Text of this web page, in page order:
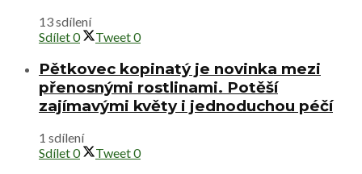
13 sdílení
Sdílet0 Tweet0
Pětkovec kopinatý je novinka mezi
přenosnými rostlinami. Potěší
zajímavými květy i jednoduchou péčí
1 sdílení
Sdílet0 Tweet0